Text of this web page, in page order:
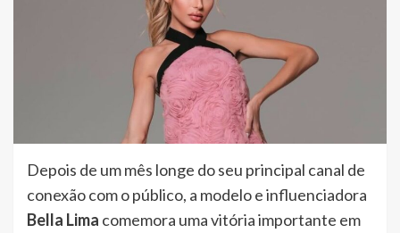
Depois de um mês longe do seu principal canal de
conexão com o público, a modelo e influenciadora
Bella Lima comemora uma vitória importante em